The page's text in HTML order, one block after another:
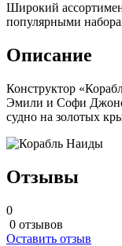
Широкий
популярными
Описание
Конструктор
Эмили и Софи Джонс
судно на золотых
Отзывы
0
0 отзывов
Оставить отзыв